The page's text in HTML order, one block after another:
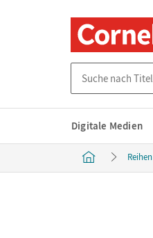
Digitale Medien
Reihen